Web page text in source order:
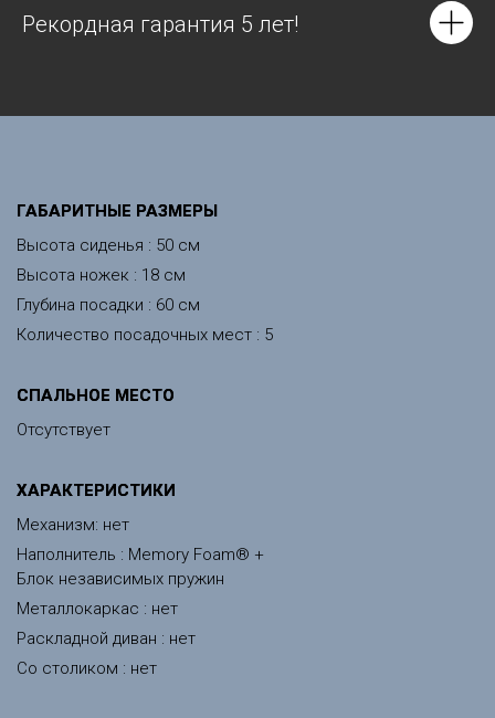
Рекордная гарантия 5 лет!
ГАБАРИТНЫЕ РАЗМЕРЫ
Высота сиденья : 50 см
Высота ножек : 18 см
Глубина посадки : 60 см
Количество посадочных мест : 5
СПАЛЬНОЕ МЕСТО
Отсутствует
ХАРАКТЕРИСТИКИ
Механизм: нет
Наполнитель : Memory Foam® +
Блок независимых пружин
Металлокаркас : нет
Раскладной диван : нет
Со столиком : нет